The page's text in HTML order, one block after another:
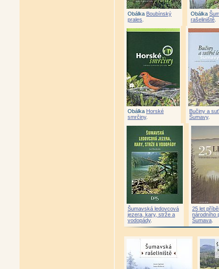
Obálka Boubínský
prales
Obálka
rašeliniště
Obálka Horské
smrčiny.
Bučiny a
Šumavy.
Šumavská ledovcová
jezera, kary, strže a
vodopády.
25 let
národního
Šumava